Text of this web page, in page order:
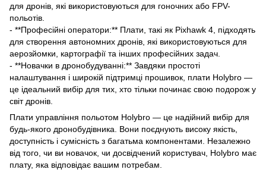
для дронів, які використовуються для гоночних або FPV-
польотів.
- **Професійні оператори:** Плати, такі як Pixhawk 4, підходять
для створення автономних дронів, які використовуються для
аерозйомки, картографії та інших професійних задач.
- **Новачки в дронобудуванні:** Завдяки простоті
налаштування і широкій підтримці прошивок, плати Holybro —
це ідеальний вибір для тих, хто тільки починає свою подорож у
світ дронів.
Плати управління польотом Holybro — це надійний вибір для
будь-якого дронобудівника. Вони поєднують високу якість,
доступність і сумісність з багатьма компонентами. Незалежно
від того, чи ви новачок, чи досвідчений користувач, Holybro має
плату, яка відповідає вашим потребам.